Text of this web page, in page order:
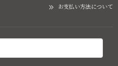
お支払い方法について